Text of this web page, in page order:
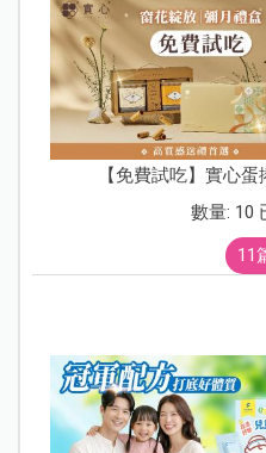
【免費試吃】實心
數量: 10
11